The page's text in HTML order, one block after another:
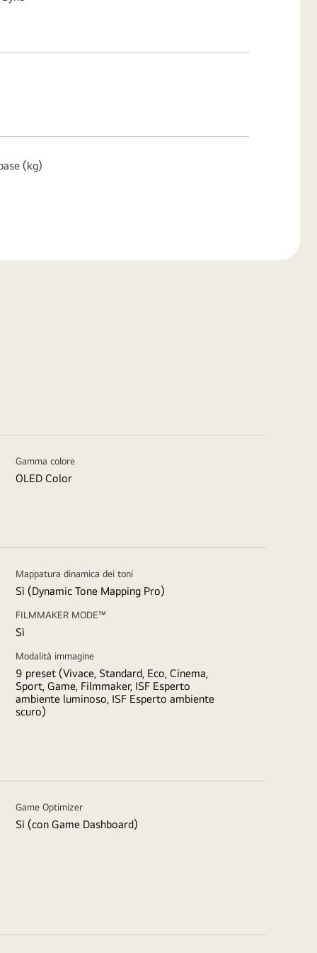
(kg)
Gamma colore
OLED Color
Mappatura dinamica dei toni
Sì (Dynamic Tone Mapping Pro)
FILMMAKER MODE™
Sì
Modalità immagine
9 preset (Vivace, Standard, Eco, Cinema,
Sport, Game, Filmmaker, ISF Esperto
ambiente luminoso, ISF Esperto ambiente
scuro)
Game Optimizer
Sì (con Game Dashboard)